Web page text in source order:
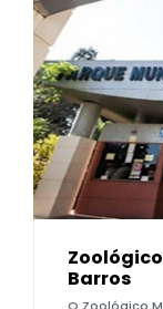
Barros
O Zoológico